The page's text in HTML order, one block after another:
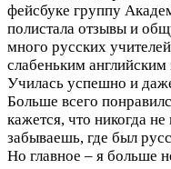
фейсбуке группу
полистала отзывы и
много русских
слабеньким
Училась успешно и
Больше всего
кажется, что никогда
забываешь, где был
Но главное – я больше